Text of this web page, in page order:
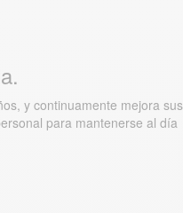
y continuamente mejora sus
para mantenerse al día